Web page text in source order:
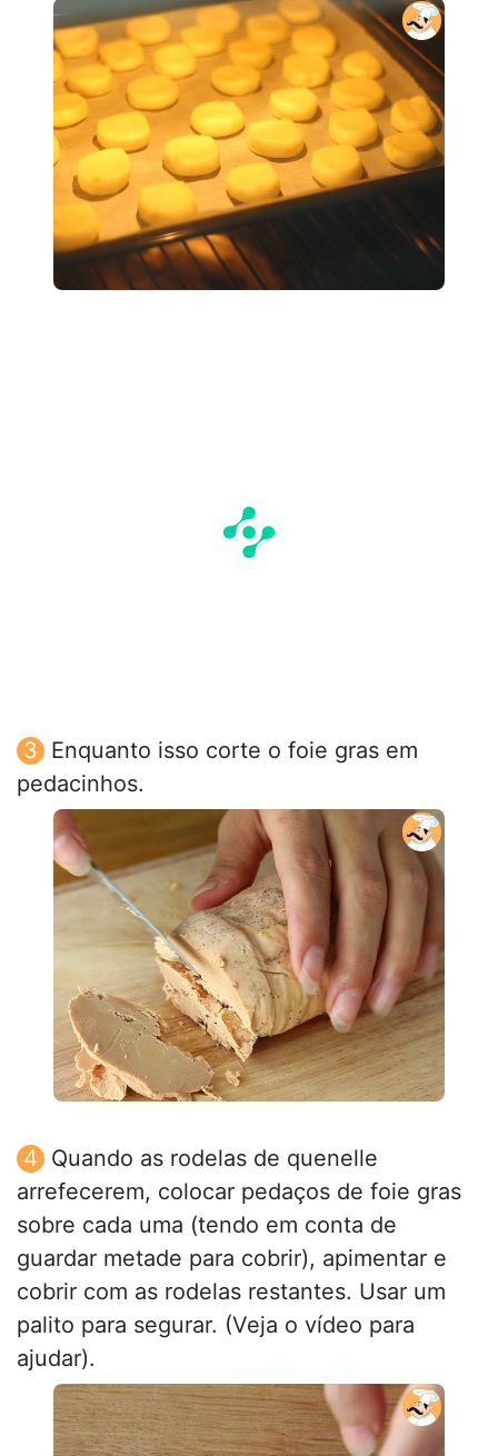
Enquanto isso corte o foie gras em
pedacinhos.
Quando as rodelas de quenelle
arrefecerem, colocar pedaços de foie gras
sobre cada uma (tendo em conta de
guardar metade para cobrir), apimentar e
cobrir com as rodelas restantes. Usar um
palito para segurar. (Veja o vídeo para
ajudar).